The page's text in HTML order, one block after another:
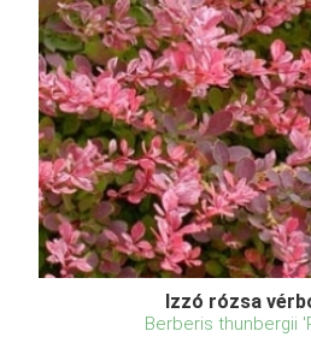
Izzó rózsa
Berberis thunbergii